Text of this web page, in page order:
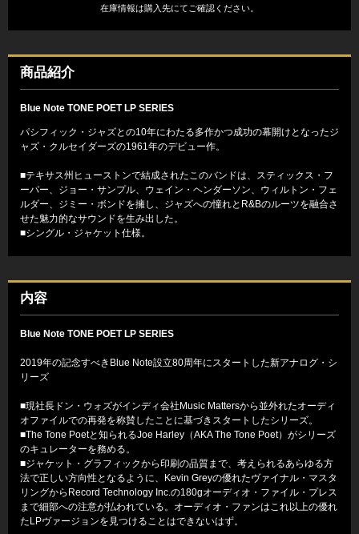
在庫情報は購入先にてご確認ください。
商品紹介
Blue Note TONE POET LP SERIES
パシフィック・ジャズとの10年にわたる多作かつ成功の幕開けとなったジ
ャズ・クルセイダーズの1961年のデビュー作。
■テキサス州ヒューストンで結成されたこのバンドは、スティックス・フ
ーパー、ジョー・サンプル、ウェイン・ヘンダーソン、ウィルトン・フェ
ルダー、ジミー・ボンドを擁し、ジャズへの憧れとR&Bのルーツを融合さ
せた魅力的なサウンドを生み出した。
■シングル・ジャケット仕様。
内容
Blue Note TONE POET LP SERIES
2019年の記念すべきBlue Note設立80周年にスタートした新アナログ・シ
リーズ
■現社長ドン・ウォズがインディ会社Music Mattersから並外れたオーディ
オファイルでの再発を称賛したことに基づきスタートしたシリーズ。
■The Tone Poetと知られるJoe Harley（AKA The Tone Poet）がシリーズ
のキュレーターを務める。
■ジャケット・グラフィックから印刷の品質まで、考えられるあらゆる方
法で正しい方向性となるように、Kevin Greyの優れたヴァイナル・マスタ
リングからRecord Technology Inc.の180gオーディオ・ファイル・プレス
まで細部への注意が払われている。オーディオ・ファンはこれ以上の優れ
たLPヴァージョンを見つけることはできないはず。